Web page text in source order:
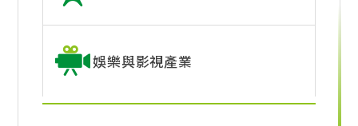
娛樂與影視產業